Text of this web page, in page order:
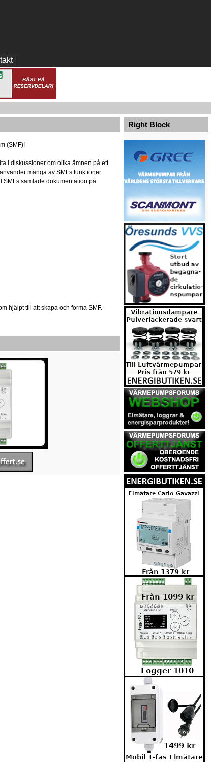
(SMF)!
i diskussioner om olika ämnen på ett
många av SMFs funktioner
SMFs samlade dokumentation på
hjälpt till att skapa och forma SMF.
Right Block